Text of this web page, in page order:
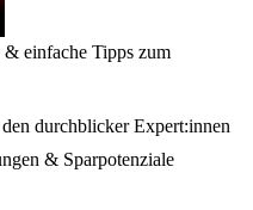
einfache Tipps zum
durchblicker Expert:innen
& Sparpotenziale